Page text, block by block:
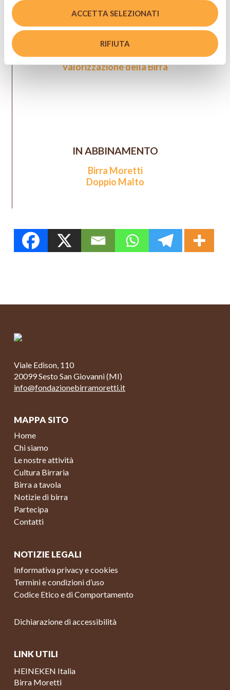
ACCETTA SELEZIONATI
RIFIUTA
Menzione Speciale per la
valorizzazione della Birra
IN ABBINAMENTO
Birra Moretti
Doppio Malto
Viale Edison, 110
20099 Sesto San Giovanni (MI)
info@fondazionebirramoretti.it
MAPPA SITO
Home
Chi siamo
Le nostre attività
Cultura Birraria
Birra a tavola
Notizie di birra
Partecipa
Contatti
NOTIZIE LEGALI
Informativa privacy e cookies
Termini e condizioni d’uso
Codice Etico e di Comportamento
Dichiarazione di accessibilità
LINK UTILI
HEINEKEN Italia
Birra Moretti